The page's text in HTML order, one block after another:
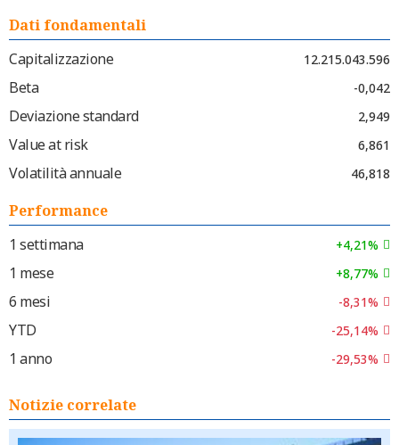
Dati fondamentali
Capitalizzazione
12.215.043.596
Beta -0,042
Deviazione standard 2,949
Value at risk 6,861
Volatilità annuale 46,818
Performance
1 settimana
+4,21%
1 mese +8,77%
6 mesi -8,31%
YTD -25,14%
1 anno -29,53%
Notizie correlate